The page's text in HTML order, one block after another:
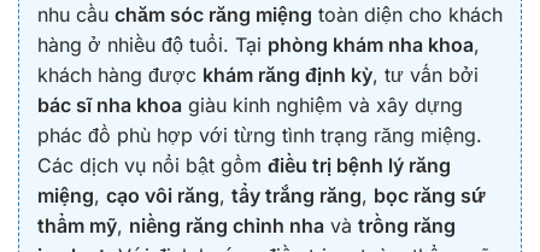
nhu cầu chăm sóc răng miệng toàn diện cho khách
hàng ở nhiều độ tuổi. Tại phòng khám nha khoa,
khách hàng được khám răng định kỳ, tư vấn bởi
bác sĩ nha khoa giàu kinh nghiệm và xây dựng
phác đồ phù hợp với từng tình trạng răng miệng.
Các dịch vụ nổi bật gồm điều trị bệnh lý răng
miệng, cạo vôi răng, tẩy trắng răng, bọc răng sứ
thẩm mỹ, niềng răng chỉnh nha và trồng răng